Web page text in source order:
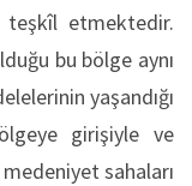
teşkîl etmektedir.
bu bölge aynı
yaşandığı
girişiyle ve
sahaları